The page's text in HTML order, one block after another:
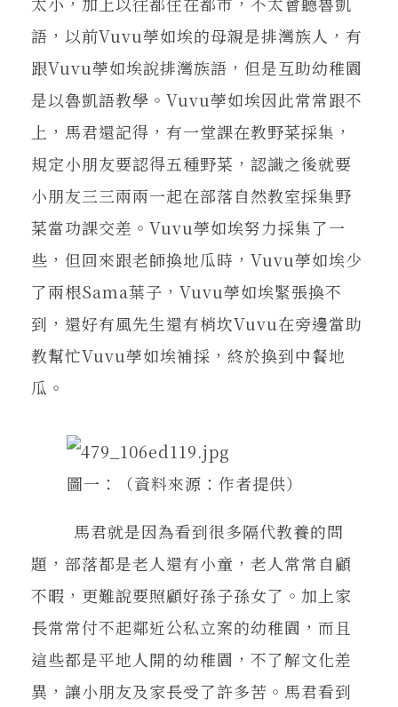
語，以前Vuvu荸如埃的母親是排灣族人，有
跟Vuvu荸如埃說排灣族語，但是互助幼稚園
是以魯凱語教學。Vuvu荸如埃因此常常跟不
上，馬君還記得，有一堂課在教野菜採集，
規定小朋友要認得五種野菜，認識之後就要
小朋友三三兩兩一起在部落自然教室採集野
菜當功課交差。Vuvu荸如埃努力採集了一
些，但回來跟老師換地瓜時，Vuvu荸如埃少
了兩根Sama葉子，Vuvu荸如埃緊張換不
到，還好有風先生還有梢坎Vuvu在旁邊當助
教幫忙Vuvu荸如埃補採，終於換到中餐地
瓜。
圖一：（資料來源：作者提供）
馬君就是因為看到很多隔代教養的問
題，部落都是老人還有小童，老人常常自顧
不暇，更難說要照顧好孫子孫女了。加上家
長常常付不起鄰近公私立案的幼稚園，而且
這些都是平地人開的幼稚園，不了解文化差
異，讓小朋友及家長受了許多苦。馬君看到